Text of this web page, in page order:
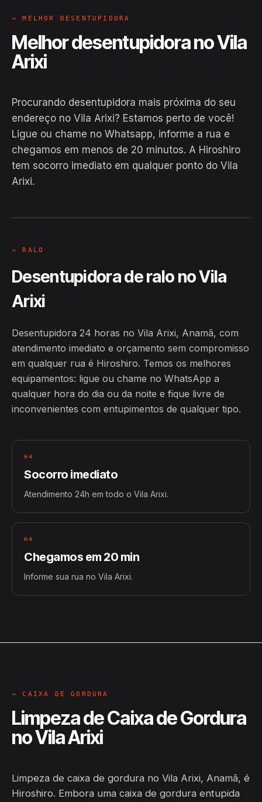
→ MELHOR DESENTUPIDORA
Melhor desentupidora no Vila
Arixi
Procurando desentupidora mais próxima do seu
endereço no Vila Arixi? Estamos perto de você!
Ligue ou chame no Whatsapp, informe a rua e
chegamos em menos de 20 minutos. A Hiroshiro
tem socorro imediato em qualquer ponto do Vila
Arixi.EM CAMPO
→ RALO
Desentupidora de ralo no Vila
Arixi
Desentupidora 24 horas no Vila Arixi, Anamã, com
atendimento imediato e orçamento sem compromisso
em qualquer rua é Hiroshiro. Temos os melhores
equipamentos: ligue ou chame no WhatsApp a
qualquer hora do dia ou da noite e fique livre de
inconvenientes com entupimentos de qualquer tipo.
H4
Socorro imediato
Atendimento 24h em todo o Vila Arixi.
H4
Chegamos em 20 min
Informe sua rua no Vila Arixi.
→ CAIXA DE GORDURA
Limpeza de Caixa de Gordura
no Vila Arixi
Limpeza de caixa de gordura no Vila Arixi, Anamã, é
Hiroshiro. Embora uma caixa de gordura entupida